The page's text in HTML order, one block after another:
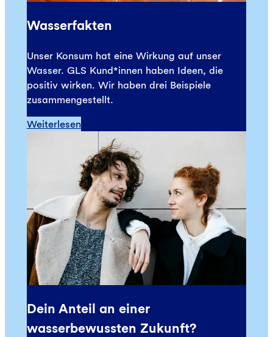
Wasserfakten
Unser Konsum hat eine Wirkung auf unser
Wasser. GLS Kund*innen haben Ideen, die
positiv wirken. Wir haben drei Beispiele
zusammengestellt.
Weiterlesen
Dein Anteil an einer
wasserbewussten Zukunft?